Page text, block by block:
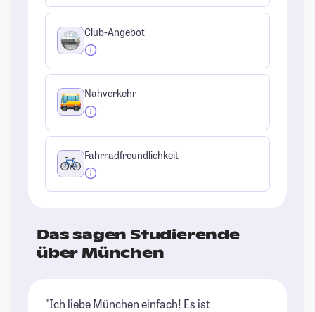
Club-Angebot
Nahverkehr
Fahrradfreundlichkeit
Das sagen Studierende
über München
"Ich liebe München einfach! Es ist